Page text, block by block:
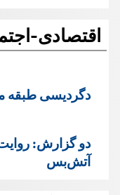
اقتصادی-
دگردیسی طبقه
دو گزارش:
آتش‌بس